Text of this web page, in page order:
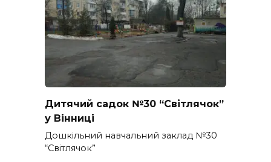
Дитячий садок №30 “Світлячок”
у Вінниці
Дошкільний навчальний заклад №30
“Світлячок”